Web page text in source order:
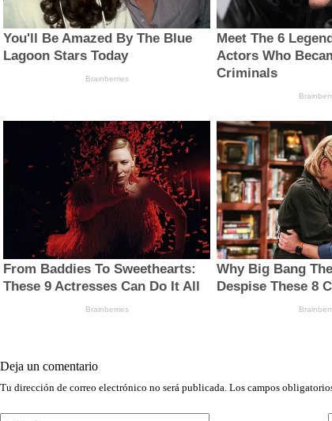
Deja un comentario
Tu dirección de correo electrónico no será publicada. Los campos